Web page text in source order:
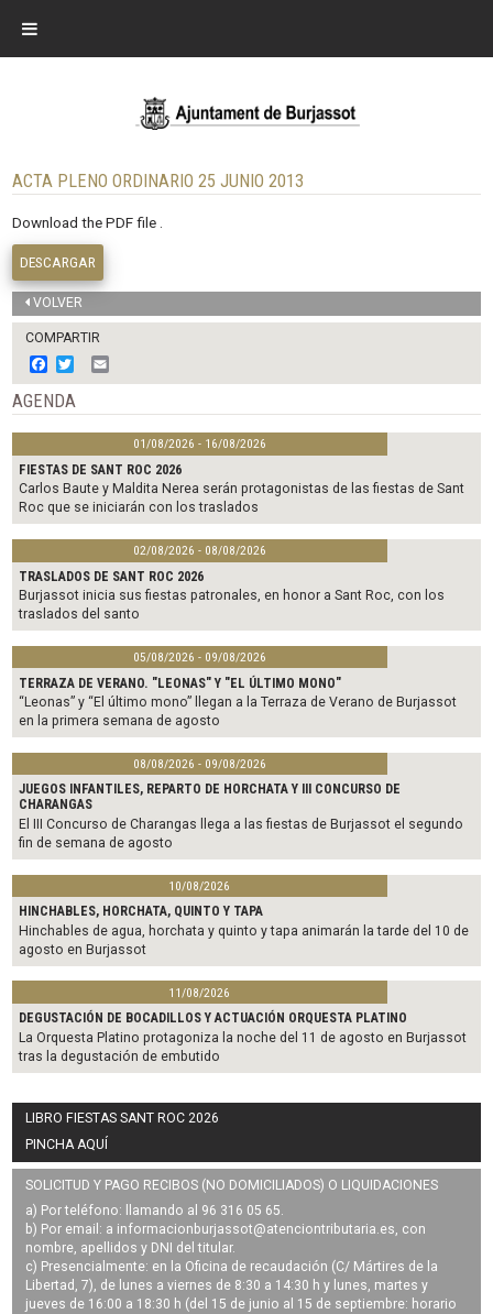
ACTA PLENO ORDINARIO 25 JUNIO 2013
Download the PDF file .
DESCARGAR
VOLVER
COMPARTIR
F
a
c
e
b
o
o
k
w
i
t
t
e
r
m
i
l
AGENDA
01/08/2026 - 16/08/2026
FIESTAS DE SANT ROC 2026
Carlos Baute y Maldita Nerea serán protagonistas de las fiestas de Sant
Roc que se iniciarán con los traslados
02/08/2026 - 08/08/2026
TRASLADOS DE SANT ROC 2026
Burjassot inicia sus fiestas patronales, en honor a Sant Roc, con los
traslados del santo
05/08/2026 - 09/08/2026
TERRAZA DE VERANO. "LEONAS" Y "EL ÚLTIMO MONO"
“Leonas” y “El último mono” llegan a la Terraza de Verano de Burjassot
en la primera semana de agosto
08/08/2026 - 09/08/2026
JUEGOS INFANTILES, REPARTO DE HORCHATA Y III CONCURSO DE
CHARANGAS
El III Concurso de Charangas llega a las fiestas de Burjassot el segundo
fin de semana de agosto
10/08/2026
HINCHABLES, HORCHATA, QUINTO Y TAPA
Hinchables de agua, horchata y quinto y tapa animarán la tarde del 10 de
agosto en Burjassot
11/08/2026
DEGUSTACIÓN DE BOCADILLOS Y ACTUACIÓN ORQUESTA PLATINO
La Orquesta Platino protagoniza la noche del 11 de agosto en Burjassot
tras la degustación de embutido
LIBRO FIESTAS SANT ROC 2026
PINCHA AQUÍ
SOLICITUD Y PAGO RECIBOS (NO DOMICILIADOS) O LIQUIDACIONES
a) Por teléfono: llamando al 96 316 05 65.
b) Por email: a informacionburjassot@atenciontributaria.es, con
nombre, apellidos y DNI del titular.
c) Presencialmente: en la Oficina de recaudación (C/ Mártires de la
Libertad, 7), de lunes a viernes de 8:30 a 14:30 h y lunes, martes y
jueves de 16:00 a 18:30 h (del 15 de junio al 15 de septiembre: horario